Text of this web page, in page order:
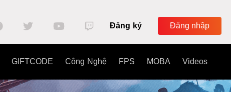
Đăng ký Đăng nhập
GIFTCODE Công Nghệ FPS MOBA Videos